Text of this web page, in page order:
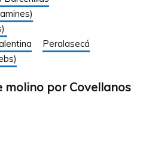
Peralasecá
molino por Covellanos